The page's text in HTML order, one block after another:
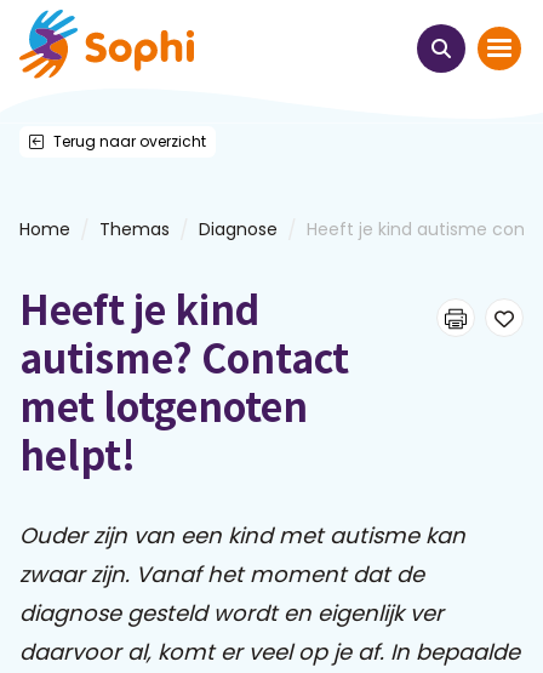
Thema's
Leren & ontmoeten
Webinars
E-learnings
Themabijeenkomsten
Praat mee
Terug naar overzicht
Home Themas Diagnose Heeft je kind autisme cont...
Heeft je kind
autisme? Contact
met lotgenoten
helpt!
Ouder zijn van een kind met autisme kan
zwaar zijn. Vanaf het moment dat de
diagnose gesteld wordt en eigenlijk ver
daarvoor al, komt er veel op je af. In bepaalde